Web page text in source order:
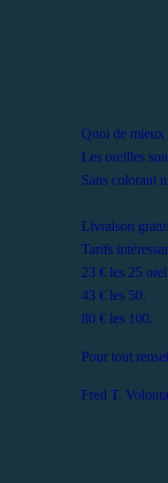
Quoi de mieux
Les oreilles
Sans colorant
Livraison
Tarifs
23 € les 25
43 € les 50.
80 € les 100.
Pour tout
Fred T.